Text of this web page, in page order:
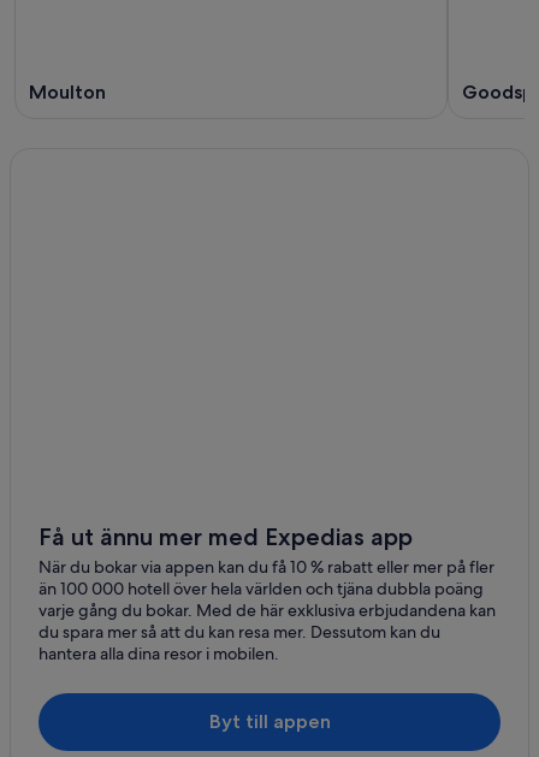
Moulton
Få ut ännu mer med Expedias app
När du bokar via appen kan du få 10 % rabatt eller mer på fler
än 100 000 hotell över hela världen och tjäna dubbla poäng
varje gång du bokar. Med de här exklusiva erbjudandena kan
du spara mer så att du kan resa mer. Dessutom kan du
hantera alla dina resor i mobilen.
Byt till appen